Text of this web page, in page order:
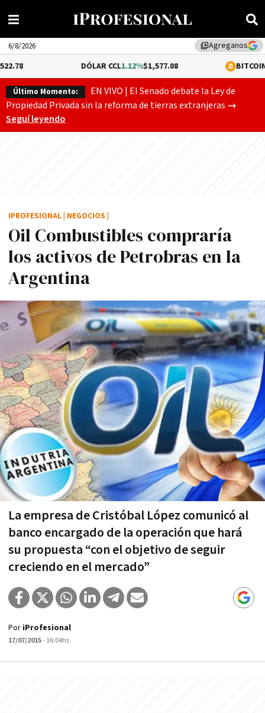
library_addAgreganos
6/8/2026
1.12%$1,577.08 0.05%
Último Momento:
EN VIVO | El Senado debate la Ley de
Propiedad Privada sin la reforma de tierras extranjeras El
→
Seguí leyendo
Oil Combustibles comprarí­a
los activos de Petrobras en la
Argentina
La empresa de Cristóbal López comunicó al
banco encargado de la operación que hará
su propuesta “con el objetivo de seguir
creciendo en el mercado”
IPROFESIONAL NEGOCIOS
Por iProfesional
17/07/2015- 16:04hs